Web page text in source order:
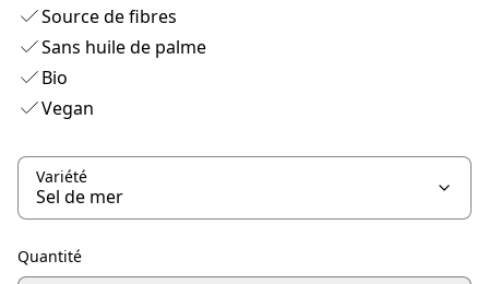
Source de fibres
Sans huile de palme
Bio
Vegan
Variété
Quantité